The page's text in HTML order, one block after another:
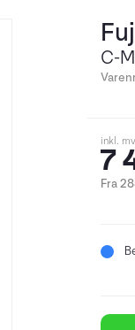
C-
inkl.
7
Fra